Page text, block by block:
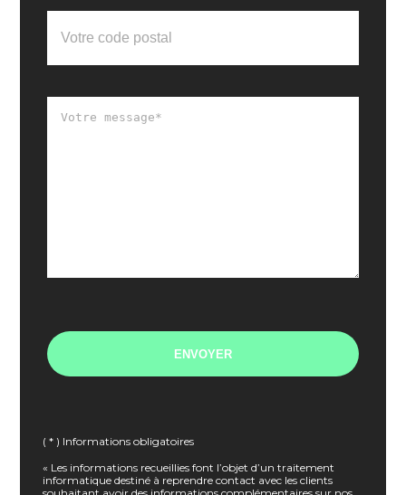
( * ) Informations obligatoires
« Les informations recueillies font l’objet d’un traitement
informatique destiné à reprendre contact avec les clients